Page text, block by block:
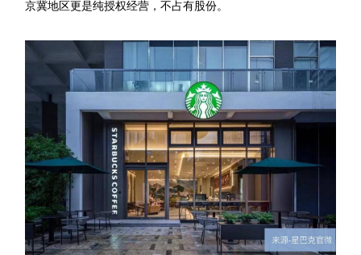
京冀地区更是纯授权经营，不占有股份。